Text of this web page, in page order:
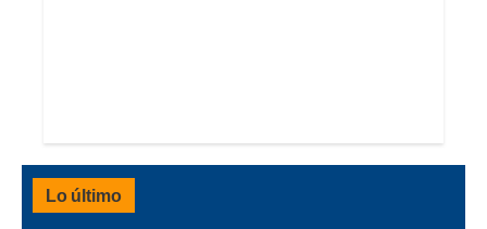
Lo último